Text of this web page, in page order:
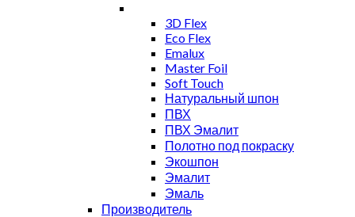
3D Flex
Eco Flex
Emalux
Master Foil
Soft Touch
Натуральный шпон
ПВХ
ПВХ Эмалит
Полотно под покраску
Экошпон
Эмалит
Эмаль
Производитель